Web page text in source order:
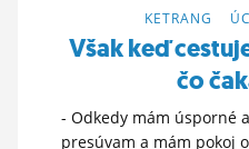
KETRANG
Však keď
čo
- Odkedy mám úsporné
presúvam a mám pokoj